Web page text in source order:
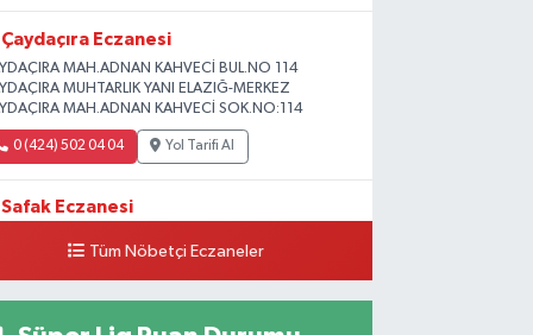
Çaydaçıra Eczanesi
MAH.ADNAN KAHVECİ BUL.NO 114
MUHTARLIK YANI ELAZIĞ-MERKEZ
MAH.ADNAN KAHVECİ SOK.NO:114
0 (424) 502 04 04 Yol Tarifi Al
Safak Eczanesi
Tüm Nöbetçi Eczaneler